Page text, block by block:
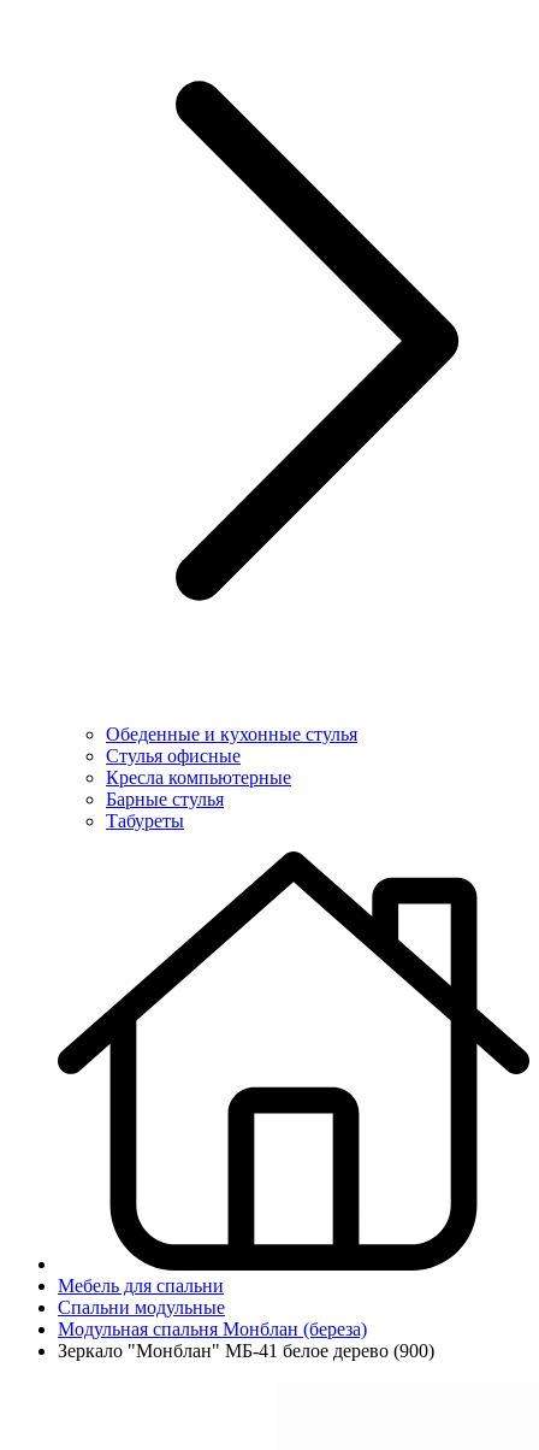
Обеденные и кухонные стулья
Стулья офисные
Кресла компьютерные
Барные стулья
Табуреты
Мебель для спальни
Спальни модульные
Модульная спальня Монблан (береза)
Зеркало "Монблан" МБ-41 белое дерево (900)